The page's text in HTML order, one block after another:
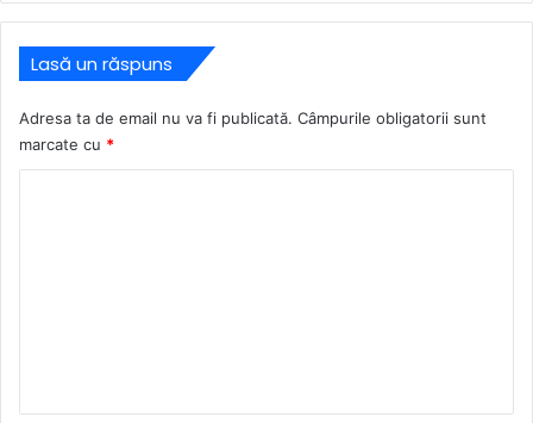
Lasă un răspuns
Adresa ta de email nu va fi publicată. Câmpurile obligatorii sunt
marcate cu *